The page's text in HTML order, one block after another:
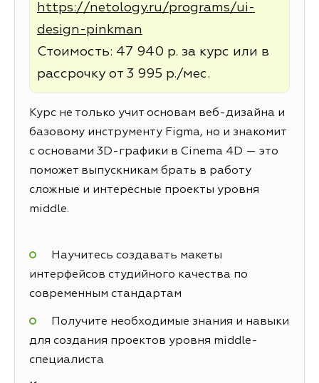
https://netology.ru/programs/ui-
design-pinkman
Стоимость: 47 940 р. за курс или в
рассрочку от 3 995 р./мес.
Курс не только учит основам веб-дизайна и
базовому инструменту Figma, но и знакомит
с основами 3D-графики в Cinema 4D — это
поможет выпускникам брать в работу
сложные и интересные проекты уровня
middle.
Научитесь создавать макеты
интерфейсов студийного качества по
современным стандартам
Получите необходимые знания и навыки
для создания проектов уровня middle-
специалиста